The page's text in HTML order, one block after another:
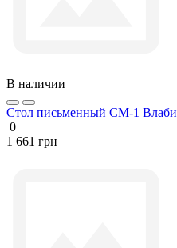
В наличии
Стол письменный СМ-1 Влаби
0
1 661 грн